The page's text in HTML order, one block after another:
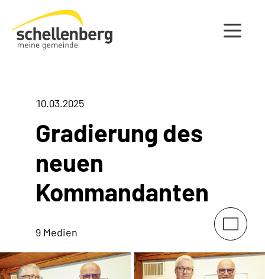
Gemeinde Schellenberg Startseite
10.03.2025
Gradierung des
neuen
Kommandanten
9 Medien